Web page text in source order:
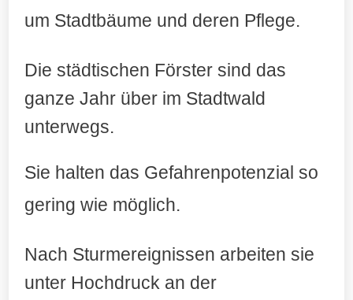
um Stadtbäume und deren Pflege.
Die städtischen Förster sind das
ganze Jahr über im Stadtwald
unterwegs.
Sie halten das Gefahrenpotenzial so
gering wie möglich.
Nach Sturmereignissen arbeiten sie
unter Hochdruck an der